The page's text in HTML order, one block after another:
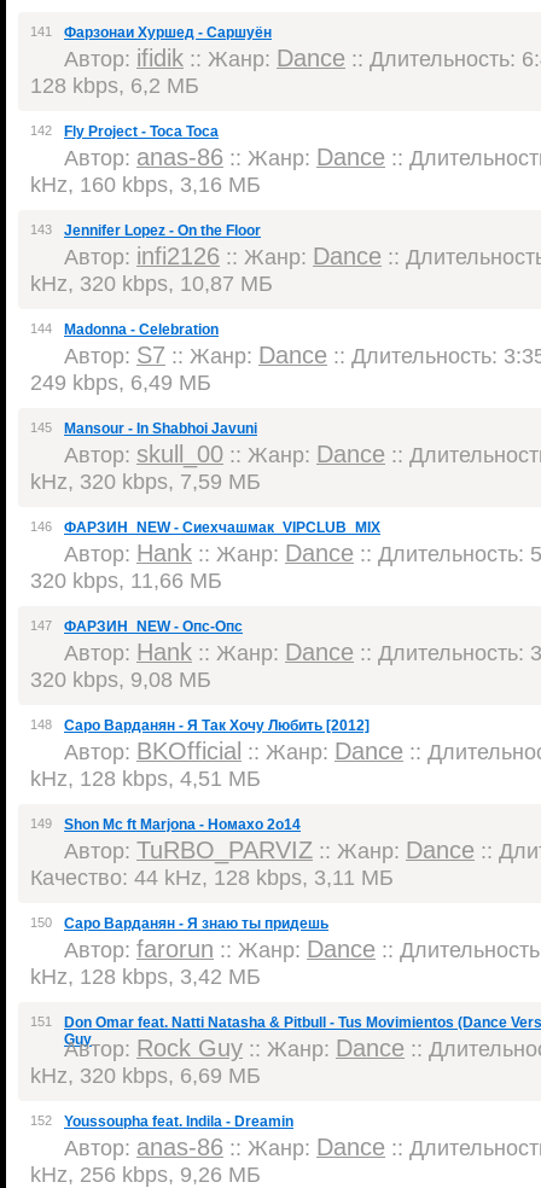
141 Фарзонаи Хуршед - Саршуён
Автор: ifidik :: Жанр: Dance :: Длительность:
128 kbps, 6,2 МБ
142 Fly Project - Toca Toca
Автор: anas-86 :: Жанр: Dance ::
kHz, 160 kbps, 3,16 МБ
143 Jennifer Lopez - On the Floor
Автор: infi2126 :: Жанр: Dance ::
kHz, 320 kbps, 10,87 МБ
144 Madonna - Celebration
Автор: S7 :: Жанр: Dance :: Длительность:
249 kbps, 6,49 МБ
145 Mansour - In Shabhoi Javuni
Автор: skull_00 :: Жанр: Dance ::
kHz, 320 kbps, 7,59 МБ
146 ФАРЗИН_NEW - Сиехчашмак_VIPCLUB_MIX
Автор: Hank :: Жанр: Dance :: Длительность:
320 kbps, 11,66 МБ
147 ФАРЗИН_NEW - Опс-Опс
Автор: Hank :: Жанр: Dance :: Длительность:
320 kbps, 9,08 МБ
148 Саро Варданян - Я Так Хочу Любить [2012]
Автор: BKOfficial :: Жанр: Dance ::
kHz, 128 kbps, 4,51 МБ
149 Shon Mc ft Marjona - Номахо 2о14
Автор: TuRBO_PARVIZ :: Жанр: Dance ::
Качество: 44 kHz, 128 kbps, 3,11 МБ
150 Саро Варданян - Я знаю ты придешь
Автор: farorun :: Жанр: Dance ::
kHz, 128 kbps, 3,42 МБ
151
Don Omar feat. Natti Natasha & Pitbull - Tus Movimientos (Dance
Guy
Автор: Rock Guy :: Жанр: Dance ::
kHz, 320 kbps, 6,69 МБ
152 Youssoupha feat. Indila - Dreamin
Автор: anas-86 :: Жанр: Dance ::
kHz, 256 kbps, 9,26 МБ